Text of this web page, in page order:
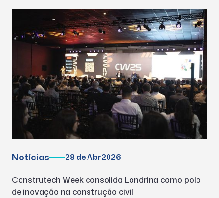
Notícias 28 de Abr2026
Construtech Week consolida Londrina como polo
de inovação na construção civil